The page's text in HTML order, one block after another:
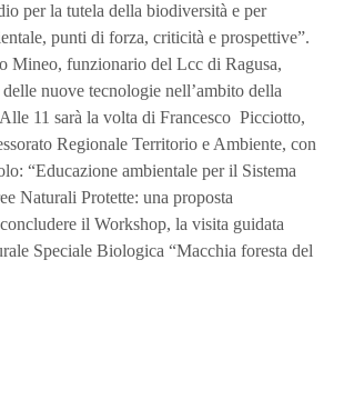
per la tutela della biodiversità e per
punti di forza, criticità e prospettive”.
Mineo, funzionario del Lcc di Ragusa,
nuove tecnologie nell’ambito della
11 sarà la volta di Francesco Picciotto,
Regionale Territorio e Ambiente, con
“Educazione ambientale per il Sistema
Naturali Protette: una proposta
il Workshop, la visita guidata
Speciale Biologica “Macchia foresta del